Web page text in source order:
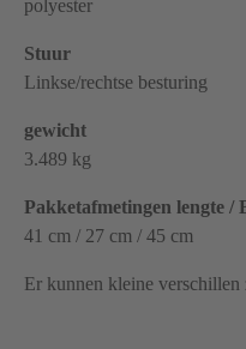
polyester
Stuur
Linkse/rechtse besturing
gewicht
3.489 kg
Pakketafmetingen lengte /
41 cm / 27 cm / 45 cm
Er kunnen kleine verschillen